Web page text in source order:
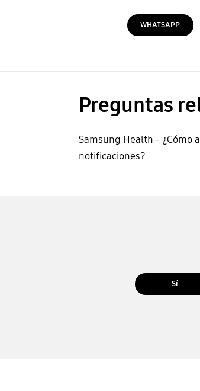
WHATSAPP
Preguntas
Samsung Health - ¿Cómo
notificaciones?
Sí